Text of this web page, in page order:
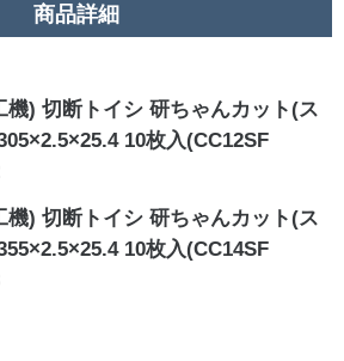
商品詳細
機) 切断トイシ 研ちゃんカット(ス
10枚入(CC12SF
機) 切断トイシ 研ちゃんカット(ス
10枚入(CC14SF